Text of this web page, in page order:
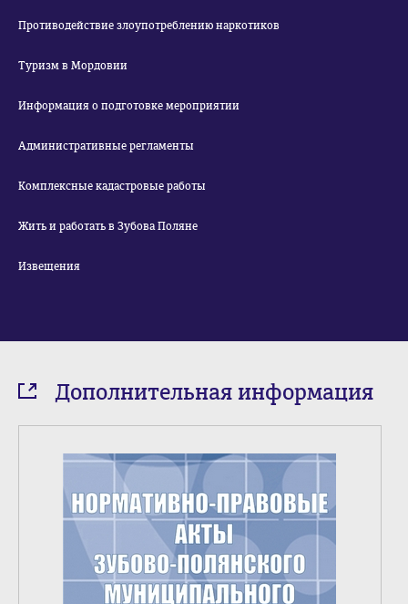
Противодействие злоупотреблению наркотиков
Туризм в Мордовии
Информация о подготовке мероприятии
Административные регламенты
Комплексные кадастровые работы
Жить и работать в Зубова Поляне
Извещения
Дополнительная информация